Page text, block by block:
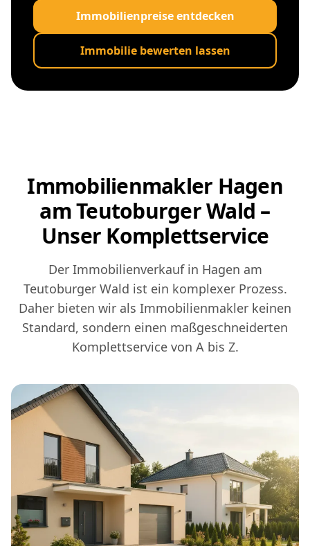
Immobilienpreise entdecken
Immobilie bewerten lassen
Immobilienmakler Hagen
am Teutoburger Wald –
Unser Komplettservice
Der Immobilienverkauf in Hagen am
Teutoburger Wald ist ein komplexer Prozess.
Daher bieten wir als Immobilienmakler keinen
Standard, sondern einen maßgeschneiderten
Komplettservice von A bis Z.